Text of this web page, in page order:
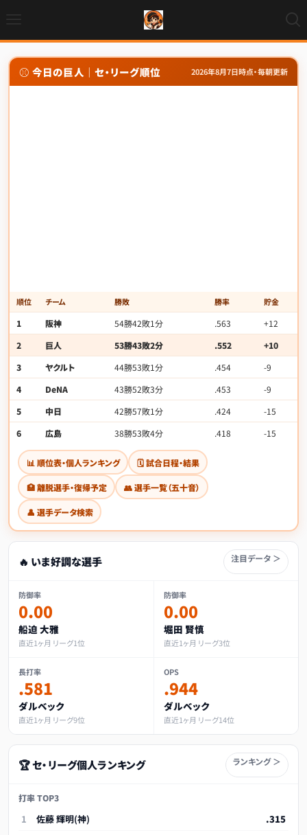
⚾ 今日の巨人｜セ・リーグ順位 2026年8月7日時点・毎朝更新
順位 チーム 勝敗 勝率 貯金
1 阪神 54勝42敗1分 .563
+12
2
巨人 53勝43敗2分 .552
+10
3
ヤクルト 44勝53敗1分 .454
-9
4
DeNA 43勝52敗3分 .453
-9
5
中日 42勝57敗1分 .424
-15
6
広島 38勝53敗4分 .418 -15
📊 順位表・個人ランキング 🗓 試合日程・結果
🏥 離脱選手・復帰予定 👥 選手一覧（五十音）
👤 選手データ検索
🔥 いま好調な選手 注目データ ＞
防御率
0.00
船迫 大雅
直近1ヶ月 リーグ1位
防御率
0.00
堀田 賢慎
直近1ヶ月 リーグ3位
長打率
.581
ダルベック
直近1ヶ月 リーグ9位
OPS
.944
ダルベック
直近1ヶ月 リーグ14位
🏆 セ・リーグ個人ランキング ランキング ＞
打率 TOP3
1 佐藤 輝明(神)
.315